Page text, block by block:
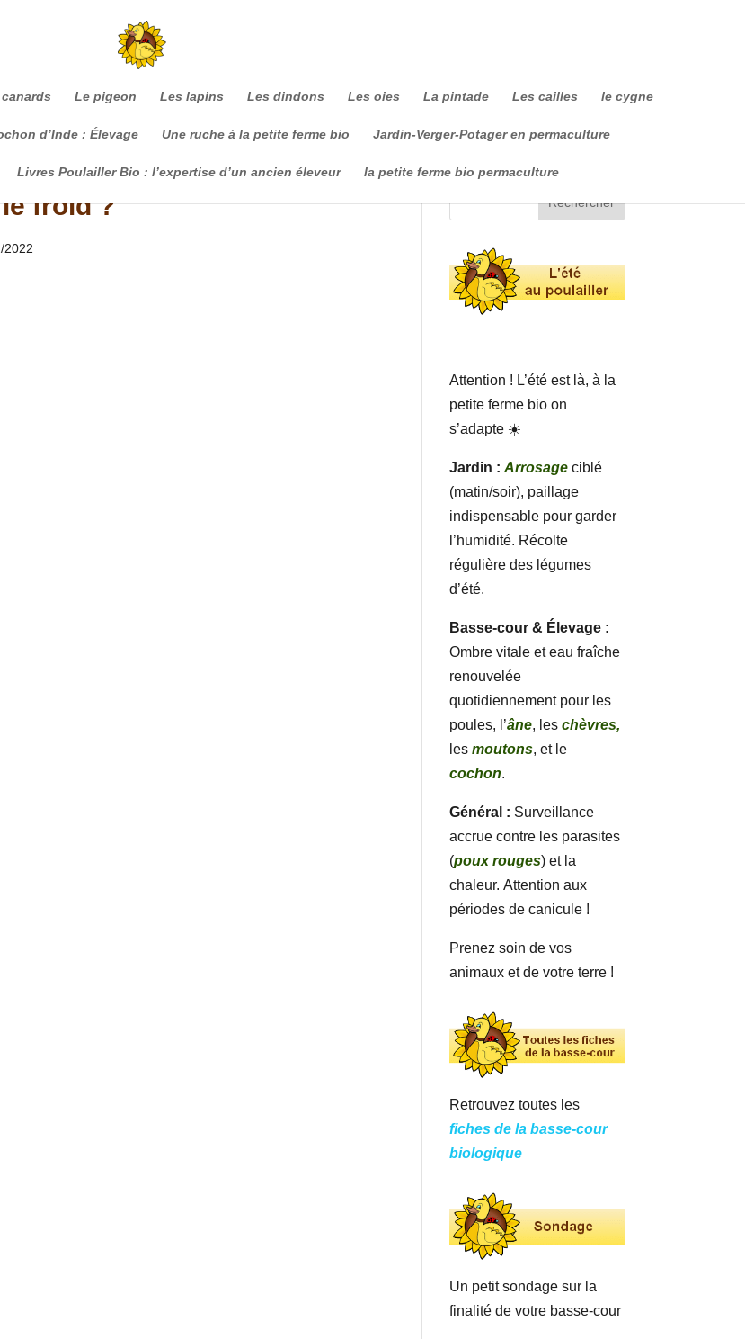
Le pigeon Les lapins Les dindons Les oies La pintade Les cailles le cygne
d’Inde : Élevage Une ruche à la petite ferme bio Jardin-Verger-Potager en permaculture
Livres Poulailler Bio : l’expertise d’un ancien éleveur la petite ferme bio permaculture
froid ?
2022
Attention ! L’été est là, à la
petite ferme bio on
s’adapte ☀️
Jardin : Arrosage ciblé
(matin/soir), paillage
indispensable pour garder
l’humidité. Récolte
régulière des légumes
d’été.
Basse-cour & Élevage :
Ombre vitale et eau fraîche
renouvelée
quotidiennement pour les
poules, l’âne, leschèvres,
lesmoutons, et le
cochon.
Général : Surveillance
accrue contre les parasites
(poux rouges) et la
chaleur. Attention aux
périodes de canicule !
Prenez soin de vos
animaux et de votre terre !
Retrouvez toutes les
fiches de la basse-cour
biologique
Un petit sondage sur la
finalité de votre basse-cour